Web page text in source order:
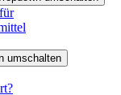
umschalten